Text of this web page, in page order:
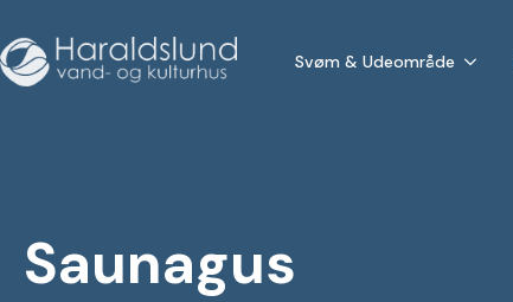
Svøm & Udeområde
Saunagus